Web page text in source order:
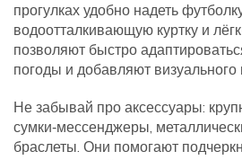
прогулках удобно надеть
водоотталкивающую куртку и
позволяют быстро
погоды и добавляют визуального
Не забывай про аксессуары:
сумки‑мессенджеры,
браслеты. Они помогают